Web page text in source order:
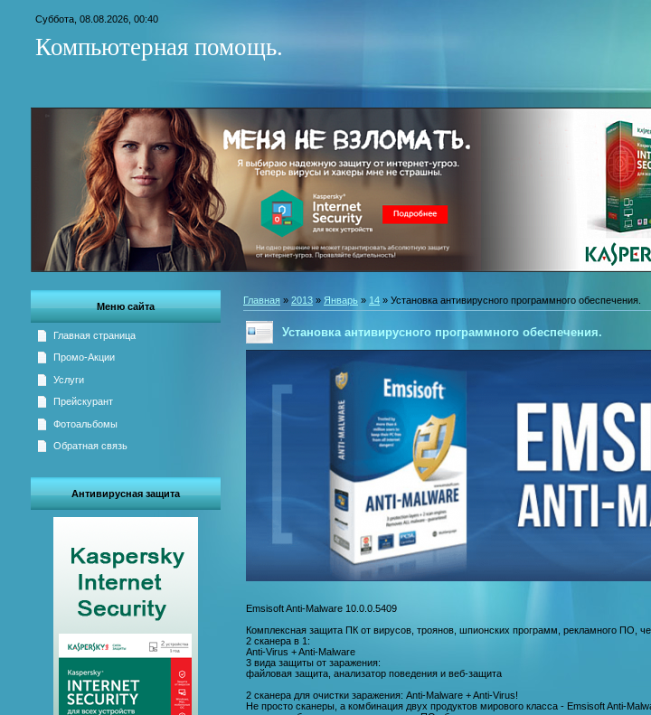
Суббота, 08.08.2026, 00:40
Компьютерная помощь.
Меню сайта
Главная страница
Промо-Акции
Услуги
Прейскурант
Фотоальбомы
Обратная связь
Антивирусная защита
Главная » 2013 » Январь » 14 » Установка антивирусного программного обеспечения.
Установка антивирусного программного обеспечения.
Emsisoft Anti-Malware 10.0.0.5409
Комплексная защита ПК от вирусов, троянов, шпионских программ, рекламного ПО,
2 сканера в 1:
Anti-Virus + Anti-Malware
3 вида защиты от заражения:
файловая защита, анализатор поведения и веб-защита
2 сканера для очистки заражения: Anti-Malware + Anti-Virus!
Не просто сканеры, а комбинация двух продуктов мирового класса - Emsisoft Anti-